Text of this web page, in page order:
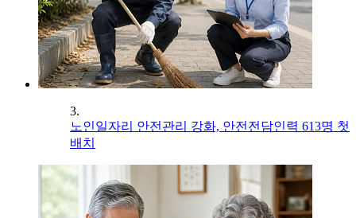
3.
노인일자리 안전관리 강화, 안전전담인력 613명 첫
배치